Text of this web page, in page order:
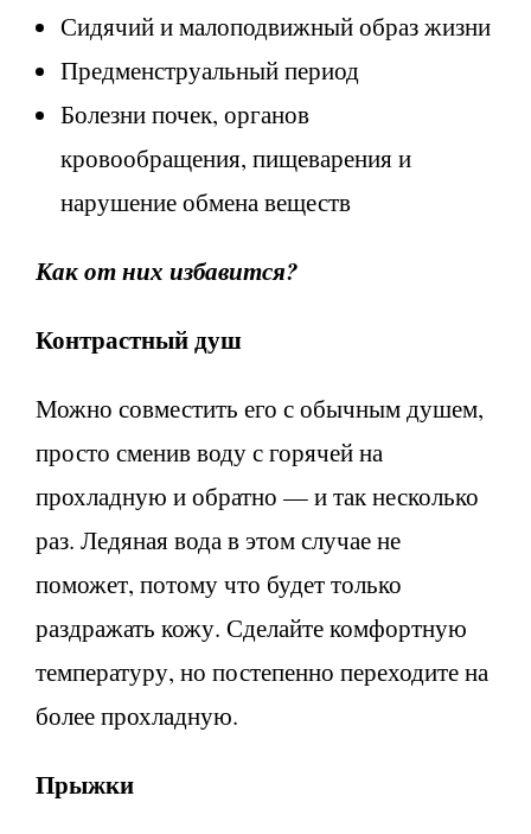
Сидячий и малоподвижный образ жизни
Предменструальный период
Болезни почек, органов
кровообращения, пищеварения и
нарушение обмена веществ
Как от них избавится?
Контрастный душ
Можно совместить его с обычным душем,
просто сменив воду с горячей на
прохладную и обратно — и так несколько
раз. Ледяная вода в этом случае не
поможет, потому что будет только
раздражать кожу. Сделайте комфортную
температуру, но постепенно переходите на
более прохладную.
Прыжки